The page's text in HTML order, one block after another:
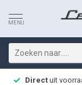
MENU
Direct uit